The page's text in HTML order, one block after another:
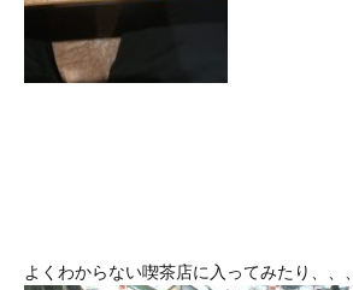
よくわからない喫茶店に入ってみたり、、、